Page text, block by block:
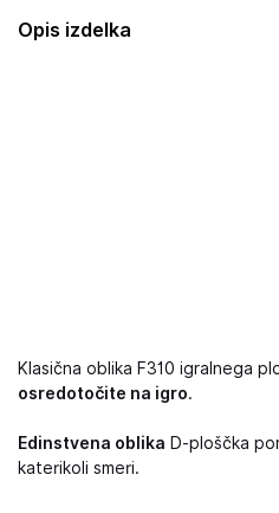
Opis izdelka
Klasična oblika F310 igralnega
osredotočite na igro.
Edinstvena oblika D-ploščka
katerikoli smeri.